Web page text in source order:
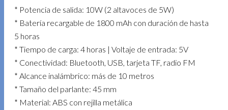
* Potencia de salida: 10W (2 altavoces de 5W)
* Batería recargable de 1800 mAh con duración de hasta
5 horas
* Tiempo de carga: 4 horas | Voltaje de entrada: 5V
* Conectividad: Bluetooth, USB, tarjeta TF, radio FM
* Alcance inalámbrico: más de 10 metros
* Tamaño del parlante: 45 mm
* Material: ABS con rejilla metálica